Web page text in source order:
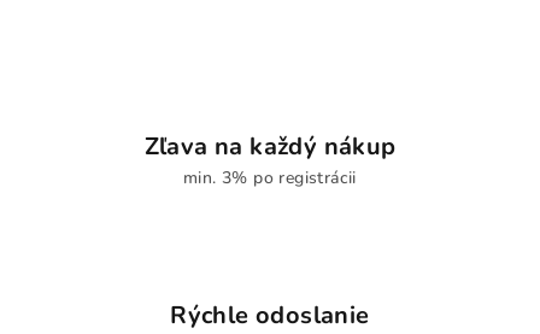
Zľava na každý nákup
min. 3% po registrácii
Rýchle odoslanie